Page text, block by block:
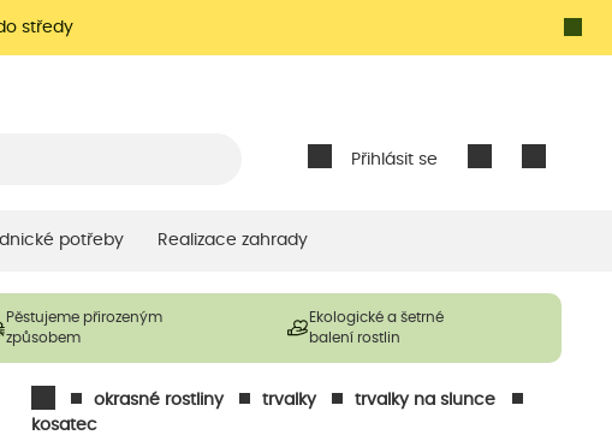
středy
Přihlásit se
potřeby Realizace zahrady
Pěstujeme přirozeným
způsobem
Ekologické a šetrné
balení rostlin
okrasné rostliny trvalky
trvalky na slunce
kosatec